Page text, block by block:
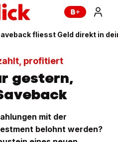
fliesst Geld direkt in
profitiert
gestern,
mit der
belohnt werden?